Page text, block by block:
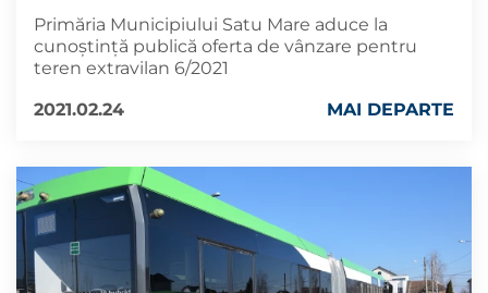
Primăria Municipiului Satu Mare aduce la
cunoștință publică oferta de vânzare pentru
teren extravilan 6/2021
2021.02.24
MAI DEPARTE